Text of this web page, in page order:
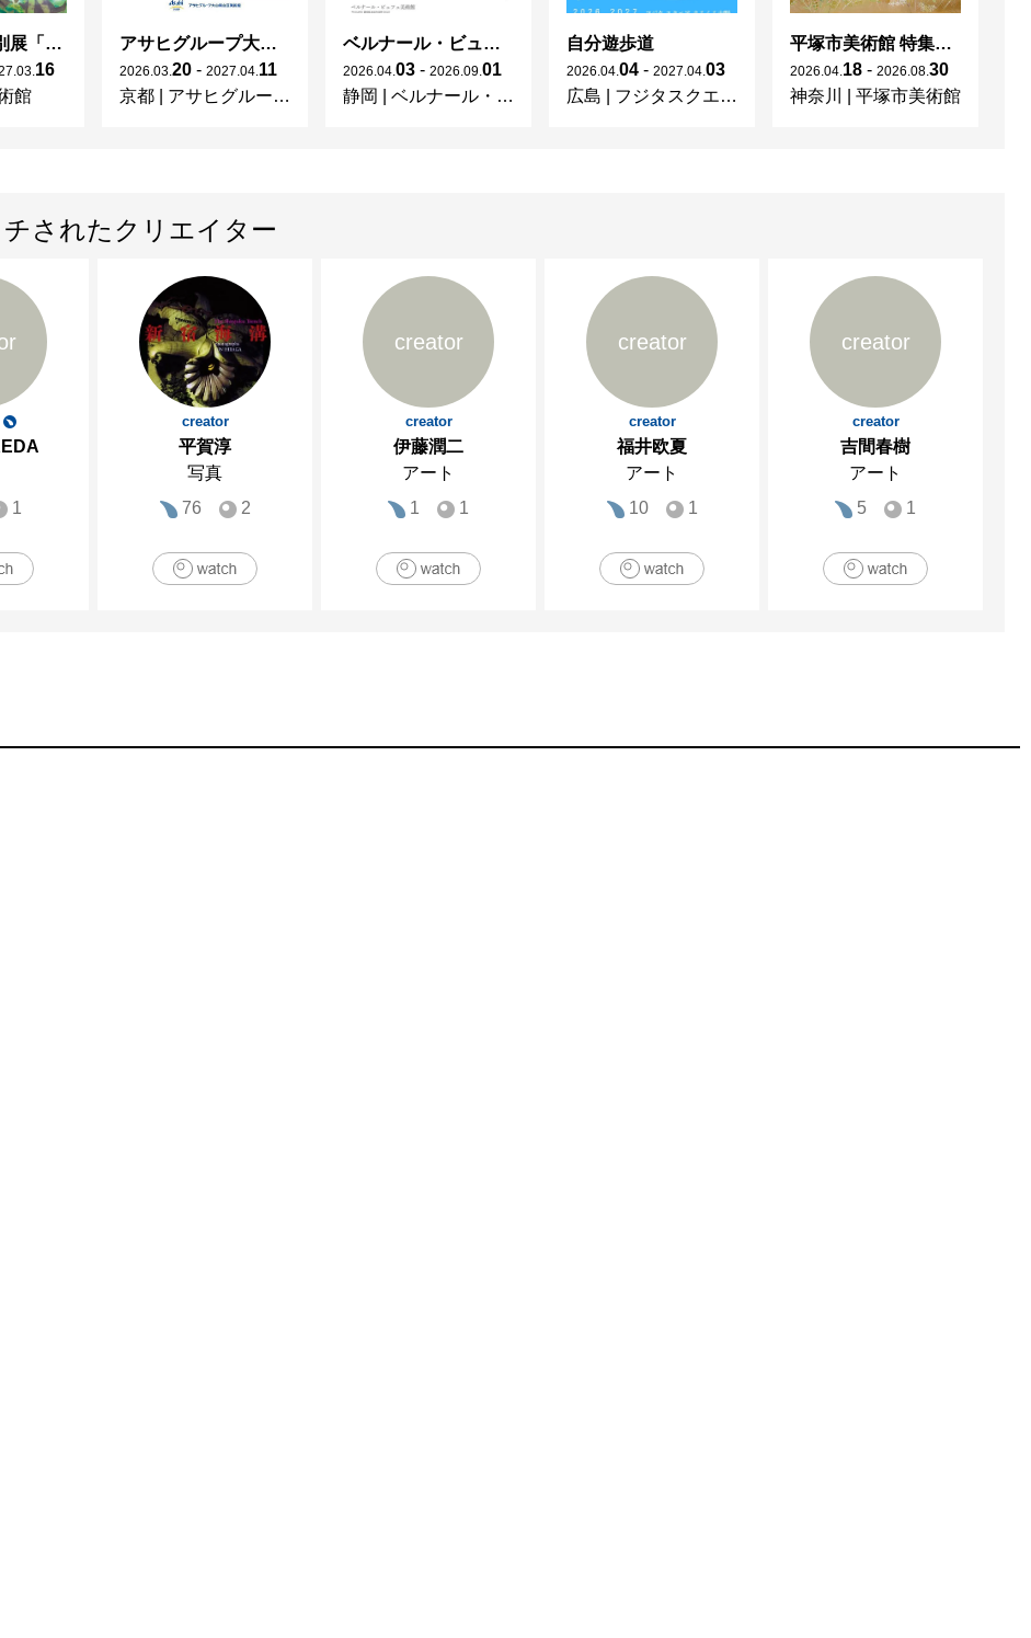
2026年度 特別展「ガレとドーム、アール･ヌーヴォーのガラス 水辺のやすらぎ、海の神秘」
03 16
館
アサヒグループ大山崎山荘美術館 開館30周年記念展「没後100年 クロード・モネ」
2026 03 20 - 2027 04 11
京都
アサヒグループ大山崎山荘美術館
ベルナール・ビュフェと写真 ーカメラがとらえたビュフェとその時代、そして21 世紀へ
2026 04 03 - 2026 09 01
静岡
ベルナール・ビュフェ美術館
自分遊歩道
2026 04 04 - 2027 04 03
広島
フジタスクエアまるくる大野
平塚市美術館 特集展 花の表現、その多様性／特別展示 新収蔵品展
2026 04 18 - 2026 08 30
神奈川
平塚市美術館
されたクリエイター
1
creator
平賀淳
写真
76
2
creator
creator
伊藤潤二
アート
1
1
creator
creator
福井欧夏
アート
10
1
creator
creator
吉間春樹
アート
5
1